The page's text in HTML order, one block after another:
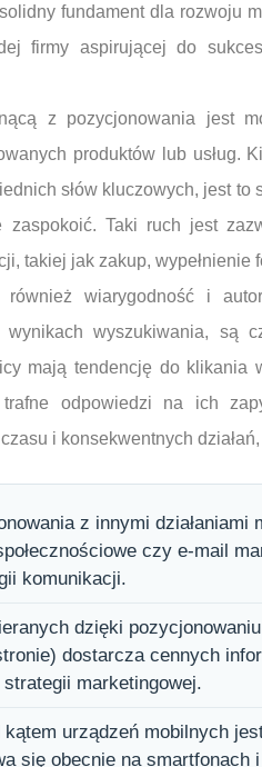
fundament dla rozwoju
firmy aspirującej do
z pozycjonowania jest
produktów lub usług.
słów kluczowych, jest to
zaspokoić. Taki ruch jest
takiej jak zakup, wypełnienie
również wiarygodność i
wynikach wyszukiwania, są
mają tendencję do klikania
odpowiedzi na ich
i konsekwentnych
z innymi
czy e-mail
komunikacji.
dzięki
dostarcza cennych
marketingowej.
urządzeń mobilnych
się obecnie na smartfonach